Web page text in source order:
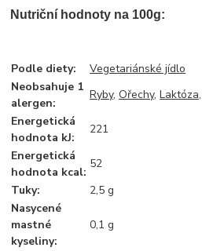
Nutriční hodnoty na 100g:
Podle diety:
Vegetariánské jídlo
Neobsahuje 1
alergen:
Ryby,Ořechy,Laktóza
Energetická
hodnota kJ:
221
Energetická
hodnota kcal:
52
Tuky:
2,5 g
Nasycené
mastné
kyseliny:
0,1 g